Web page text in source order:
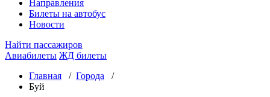
Направления
Билеты на автобус
Новости
Найти пассажиров
Авиабилеты ЖД билеты
Главная / Города /
Буй